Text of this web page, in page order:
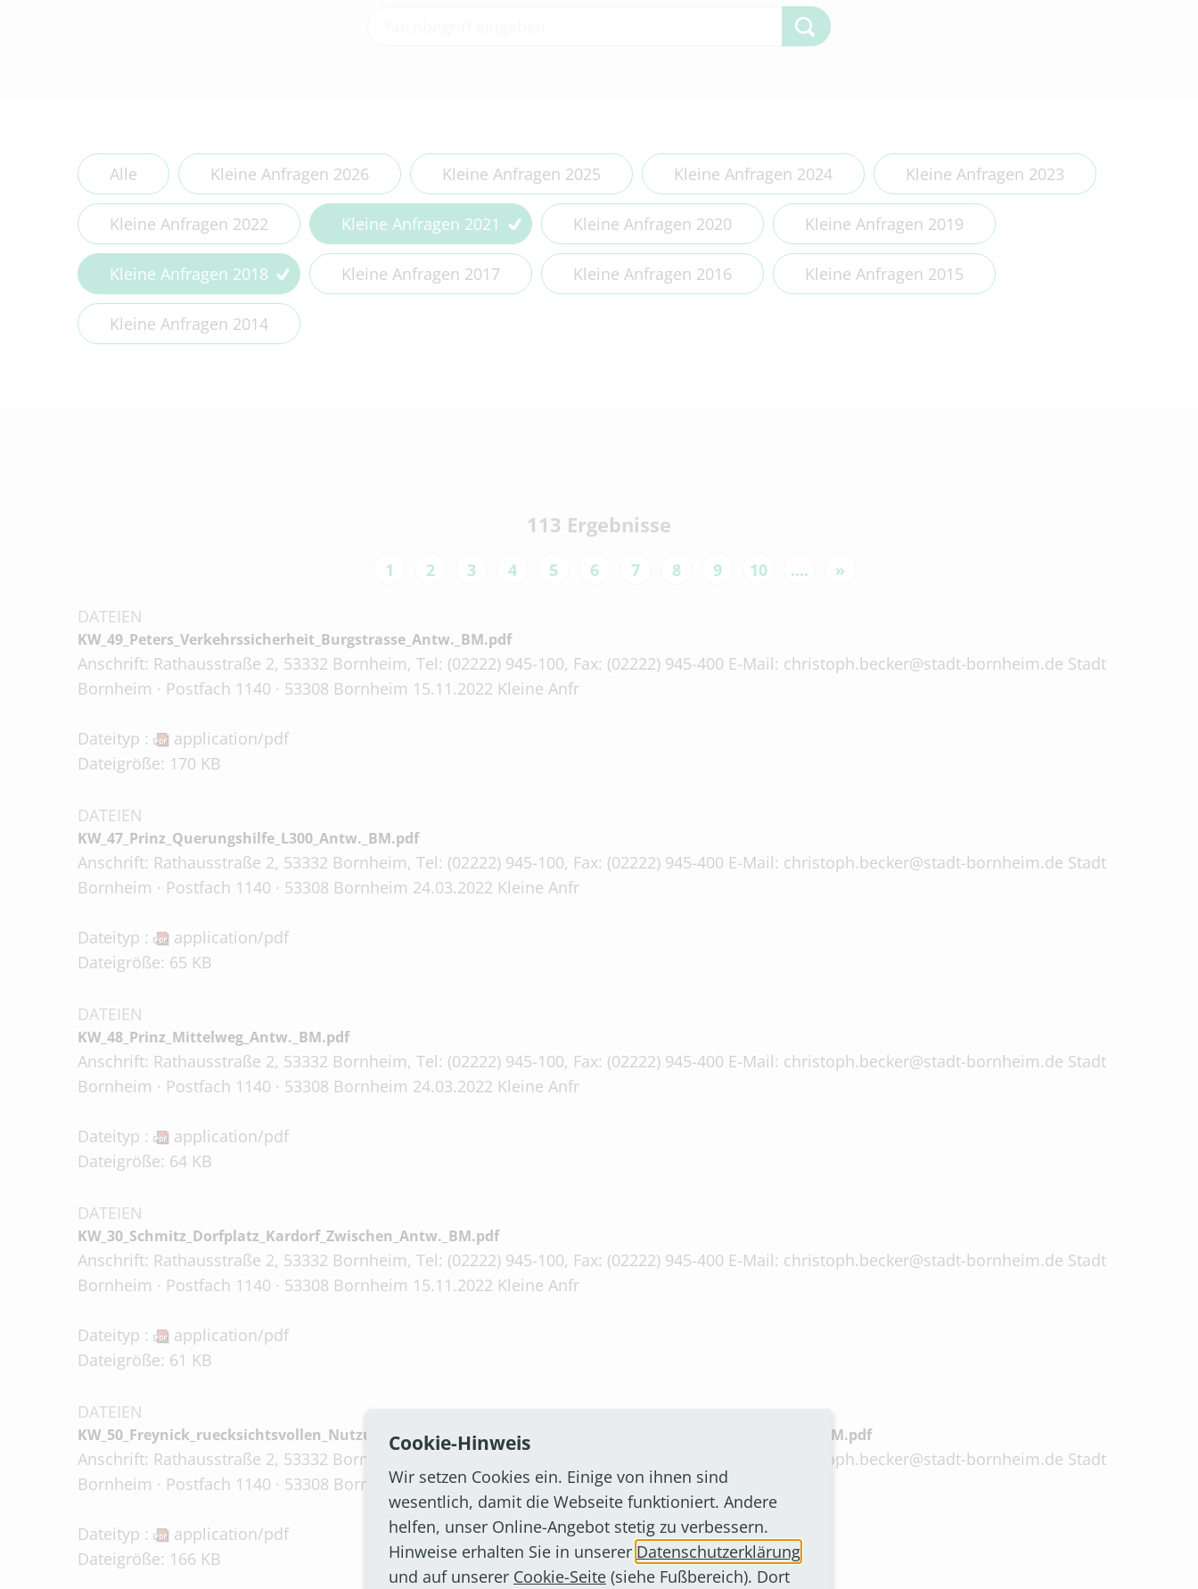
Alle Kleine Anfragen 2026 Kleine Anfragen 2025 Kleine Anfragen 2024 Kleine Anfragen 2023
Kleine Anfragen 2022 Kleine Anfragen 2021 Kleine Anfragen 2020 Kleine Anfragen 2019
Kleine Anfragen 2018 Kleine Anfragen 2017 Kleine Anfragen 2016 Kleine Anfragen 2015
Kleine Anfragen 2014
113 Ergebnisse
1 2 3 4 5 6 7 8 9 10 .... »
DATEIEN
KW_49_Peters_Verkehrssicherheit_Burgstrasse_Antw._BM.pdf
Anschrift: Rathausstraße 2, 53332 Bornheim, Tel: (02222) 945-100, Fax: (02222) 945-400 E-Mail: christoph.becker@stadt-bornheim.de Stadt
Bornheim · Postfach 1140 · 53308 Bornheim 15.11.2022 Kleine Anfr
Dateityp :
application/pdf
Dateigröße: 170 KB
DATEIEN
KW_47_Prinz_Querungshilfe_L300_Antw._BM.pdf
Anschrift: Rathausstraße 2, 53332 Bornheim, Tel: (02222) 945-100, Fax: (02222) 945-400 E-Mail: christoph.becker@stadt-bornheim.de Stadt
Bornheim · Postfach 1140 · 53308 Bornheim 24.03.2022 Kleine Anfr
Dateityp :
application/pdf
Dateigröße: 65 KB
DATEIEN
KW_48_Prinz_Mittelweg_Antw._BM.pdf
Anschrift: Rathausstraße 2, 53332 Bornheim, Tel: (02222) 945-100, Fax: (02222) 945-400 E-Mail: christoph.becker@stadt-bornheim.de Stadt
Bornheim · Postfach 1140 · 53308 Bornheim 24.03.2022 Kleine Anfr
Dateityp :
application/pdf
Dateigröße: 64 KB
DATEIEN
KW_30_Schmitz_Dorfplatz_Kardorf_Zwischen_Antw._BM.pdf
Anschrift: Rathausstraße 2, 53332 Bornheim, Tel: (02222) 945-100, Fax: (02222) 945-400 E-Mail: christoph.becker@stadt-bornheim.de Stadt
Bornheim · Postfach 1140 · 53308 Bornheim 15.11.2022 Kleine Anfr
Dateityp :
application/pdf
Dateigröße: 61 KB
DATEIEN
KW_50_Freynick_ruecksichtsvollen_Nutzung_des_Leinpfades_von_Radfahrern_und_Fussgaengern_Antw._BM.pdf
Anschrift: Rathausstraße 2, 53332 Bornheim, Tel: (02222) 945-100, Fax: (02222) 945-400 E-Mail: christoph.becker@stadt-bornheim.de Stadt
Bornheim · Postfach 1140 · 53308 Bornheim 08.03.2022 Kleine Anfr
Dateityp :
application/pdf
Dateigröße: 166 KB
Cookie-Hinweis
Wir setzen Cookies ein. Einige von ihnen sind
wesentlich, damit die Webseite funktioniert. Andere
helfen, unser Online-Angebot stetig zu verbessern.
Hinweise erhalten Sie in unserer Datenschutzerklärung
und auf unserer Cookie-Seite (siehe Fußbereich). Dort